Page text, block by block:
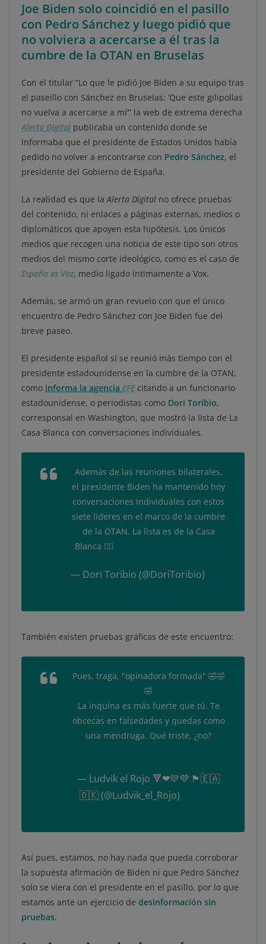
Joe Biden solo coincidió en el pasillo
con Pedro Sánchez y luego pidió que
no volviera a acercarse a él tras la
cumbre de la OTAN en Bruselas
Con el titular “Lo que le pidió Joe Biden a su equipo tras
el paseíllo con Sánchez en Bruselas: ‘Que este gilipollas
no vuelva a acercarse a mí’” la web de extrema derecha
Alerta Digital publicaba un contenido donde se
informaba que el presidente de Estados Unidos había
pedido no volver a encontrarse con Pedro Sánchez, el
presidente del Gobierno de España.
La realidad es que la Alerta Digital no ofrece pruebas
del contenido, ni enlaces a páginas externas, medios o
diplomáticos que apoyen esta hipótesis. Los únicos
medios que recogen una noticia de este tipo son otros
medios del mismo corte ideológico, como es el caso de
España es Voz, medio ligado íntimamente a Vox.
Además, se armó un gran revuelo con que el único
encuentro de Pedro Sánchez con Joe Biden fue del
breve paseo.
El presidente español sí se reunió más tiempo con el
presidente estadounidense en la cumbre de la OTAN,
como informa la agencia EFEcitando a un funcionario
estadounidense, o periodistas como Dori Toribio,
corresponsal en Washington, que mostró la lista de La
Casa Blanca con conversaciones individuales.
Además de las reuniones bilaterales,
el presidente Biden ha mantenido hoy
conversaciones individuales con estos
siete líderes en el marco de la cumbre
de la OTAN. La lista es de la Casa
Blanca 👇🏼
— Dori Toribio (@DoriToribio)
También existen pruebas gráficas de este encuentro:
Pues, traga, "opinadora formada" 🤣🤣
🤣
La inquina es más fuerte que tú. Te
obcecas en falsedades y quedas como
una mendruga. Qué triste, ¿no?
— Ludvik el Rojo 🔻❤💛💜 🏴󠁧󠁢󠁳󠁣󠁴󠁿🇪🇦
🇩🇰 (@Ludvik_el_Rojo)
Así pues, estamos, no hay nada que pueda corroborar
la supuesta afirmación de Biden ni que Pedro Sánchez
solo se viera con el presidente en el pasillo, por lo que
estamos ante un ejercicio de desinformación sin
pruebas.